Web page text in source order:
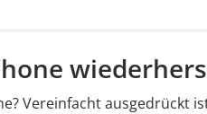
Vereinfacht ausgedrückt